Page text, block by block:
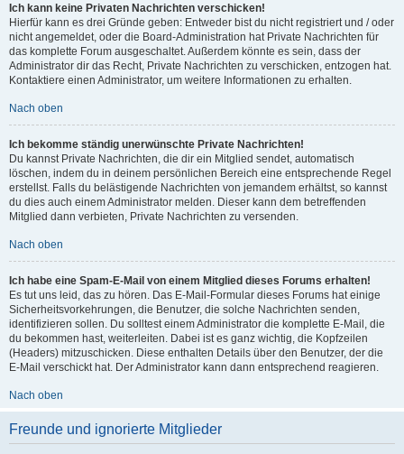
Ich kann keine Privaten Nachrichten verschicken!
Hierfür kann es drei Gründe geben: Entweder bist du nicht registriert und / oder
nicht angemeldet, oder die Board-Administration hat Private Nachrichten für
das komplette Forum ausgeschaltet. Außerdem könnte es sein, dass der
Administrator dir das Recht, Private Nachrichten zu verschicken, entzogen hat.
Kontaktiere einen Administrator, um weitere Informationen zu erhalten.
Nach oben
Ich bekomme ständig unerwünschte Private Nachrichten!
Du kannst Private Nachrichten, die dir ein Mitglied sendet, automatisch
löschen, indem du in deinem persönlichen Bereich eine entsprechende Regel
erstellst. Falls du belästigende Nachrichten von jemandem erhältst, so kannst
du dies auch einem Administrator melden. Dieser kann dem betreffenden
Mitglied dann verbieten, Private Nachrichten zu versenden.
Nach oben
Ich habe eine Spam-E-Mail von einem Mitglied dieses Forums erhalten!
Es tut uns leid, das zu hören. Das E-Mail-Formular dieses Forums hat einige
Sicherheitsvorkehrungen, die Benutzer, die solche Nachrichten senden,
identifizieren sollen. Du solltest einem Administrator die komplette E-Mail, die
du bekommen hast, weiterleiten. Dabei ist es ganz wichtig, die Kopfzeilen
(Headers) mitzuschicken. Diese enthalten Details über den Benutzer, der die
E-Mail verschickt hat. Der Administrator kann dann entsprechend reagieren.
Nach oben
Freunde und ignorierte Mitglieder